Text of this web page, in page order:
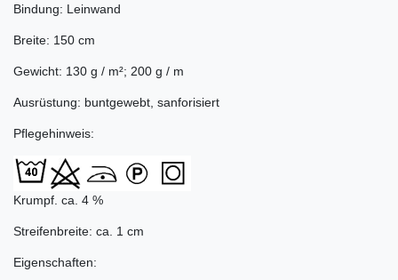
Bindung: Leinwand
Breite: 150 cm
Gewicht: 130 g / m²; 200 g / m
Ausrüstung: buntgewebt, sanforisiert
Pflegehinweis:
Krumpf. ca. 4 %
Streifenbreite: ca. 1 cm
Eigenschaften: